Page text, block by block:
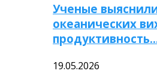
Ученые
океанических
19.05.2026